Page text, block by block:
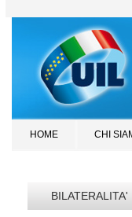
HOME CHI
BILATERALITA'